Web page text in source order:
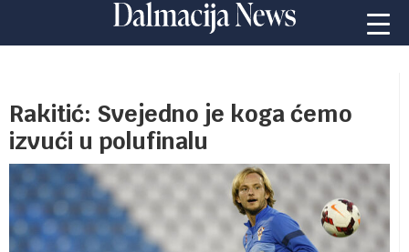
Rakitić: Svejedno je koga ćemo
izvući u polufinalu